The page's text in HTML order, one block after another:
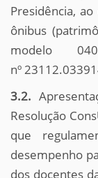
Presidência,
ônibus
modelo
nº
3.2.
Resolução
que
desempenho
dos docentes